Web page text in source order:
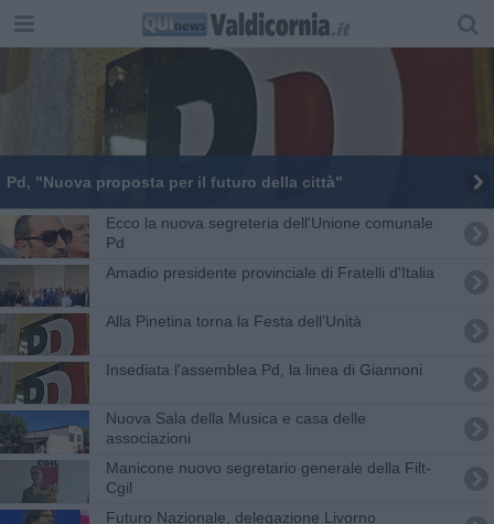
Pd, "Nuova proposta per il futuro della città"
Ecco la nuova segreteria dell'Unione comunale
Pd
Amadio presidente provinciale di Fratelli d'Italia
Alla Pinetina torna la Festa dell’Unità
Insediata l'assemblea Pd, la linea di Giannoni
Nuova Sala della Musica e casa delle
associazioni
Manicone nuovo segretario generale della Filt-
Cgil
Futuro Nazionale, delegazione Livorno